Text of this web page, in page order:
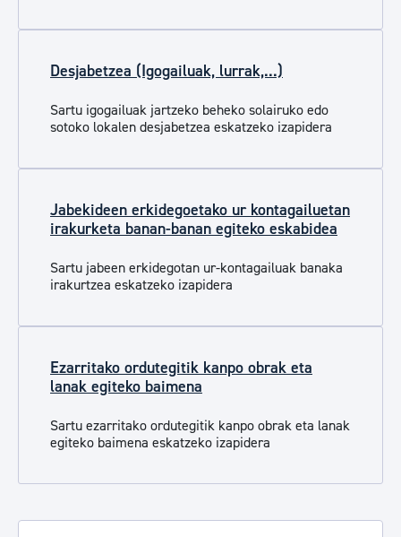
Desjabetzea (Igogailuak, lurrak,...)
Sartu igogailuak jartzeko beheko solairuko edo
sotoko lokalen desjabetzea eskatzeko izapidera
Jabekideen erkidegoetako ur kontagailuetan
irakurketa banan-banan egiteko eskabidea
Sartu jabeen erkidegotan ur-kontagailuak banaka
irakurtzea eskatzeko izapidera
Ezarritako ordutegitik kanpo obrak eta
lanak egiteko baimena
Sartu ezarritako ordutegitik kanpo obrak eta lanak
egiteko baimena eskatzeko izapidera